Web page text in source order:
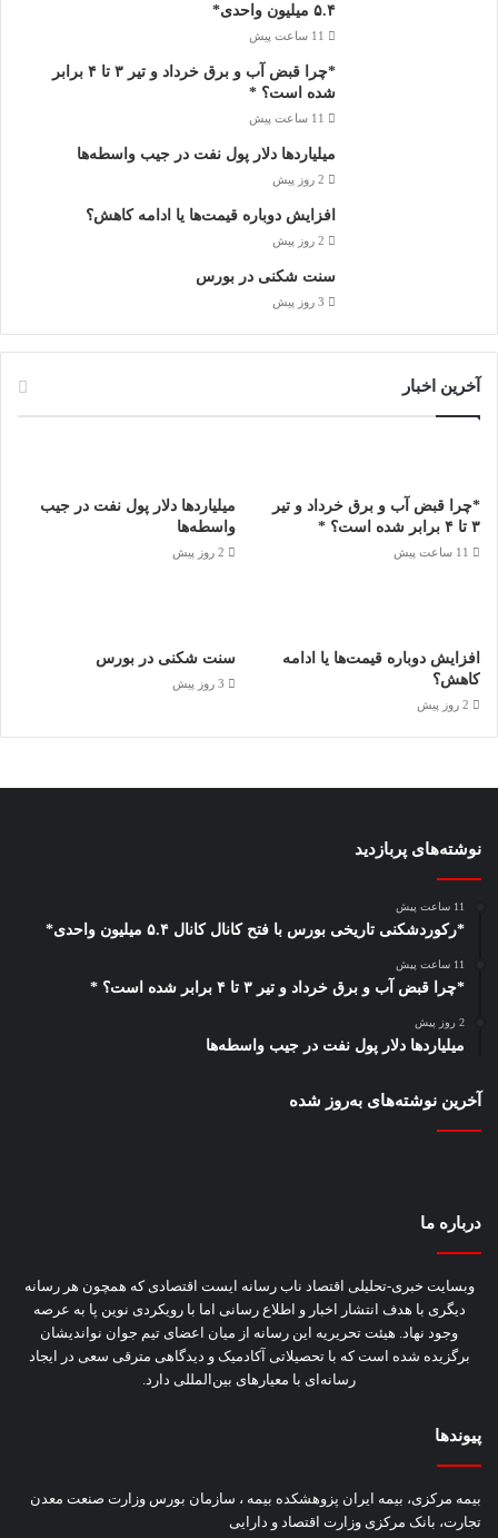
۵.۴ میلیون واحدی*
11 ساعت پیش
*چرا قبض آب و برق خرداد و تیر ۳ تا ۴ برابر
شده است؟ *
11 ساعت پیش
میلیاردها دلار پول نفت در جیب واسطه‌ها
2 روز پیش
افزایش دوباره قیمت‌ها یا ادامه کاهش؟
2 روز پیش
سنت شکنی در بورس
3 روز پیش
آخرین اخبار
*چرا قبض آب و برق خرداد و تیر
۳ تا ۴ برابر شده است؟ *
11 ساعت پیش
میلیاردها دلار پول نفت در جیب
واسطه‌ها
2 روز پیش
افزایش دوباره قیمت‌ها یا ادامه
کاهش؟
2 روز پیش
سنت شکنی در بورس
3 روز پیش
نوشته‌های پربازدید
11 ساعت پیش
*رکوردشکنی تاریخی بورس با فتح کانال کانال ۵.۴ میلیون واحدی*
11 ساعت پیش
*چرا قبض آب و برق خرداد و تیر ۳ تا ۴ برابر شده است؟ *
2 روز پیش
میلیاردها دلار پول نفت در جیب واسطه‌ها
آخرین نوشته‌های‌ به‌روز شده
درباره‌ ما
وبسایت خبری-تحلیلی اقتصاد ناب رسانه‌ ایست اقتصادی که همچون هر رسانه
دیگری با هدف انتشار اخبار و اطلاع رسانی اما با رویکردی نوین پا به عرصه
وجود نهاد. هیئت تحریریه این رسانه از میان اعضای تیم جوان نواندیشان
برگزیده شده است که با تحصیلاتی آکادمیک و دیدگاهی‌ مترقی سعی در ایجاد
رسانه‌ای با معیار‌های بین‌المللی دارد.
پیوندها
بیمه مرکزی، بیمه ایران پزوهشکده بیمه ، سازمان بورس وزارت صنعت معدن
تجارت، بانک مرکزی وزارت اقتصاد و دارایی